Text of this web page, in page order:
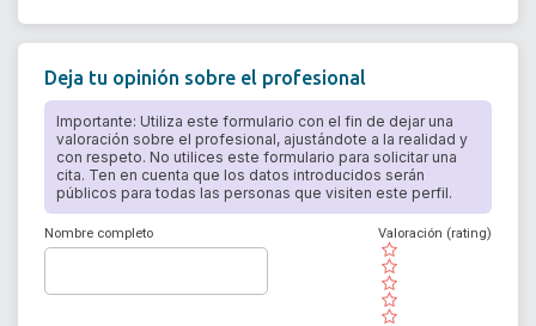
Deja tu opinión sobre el profesional
Importante: Utiliza este formulario con el fin de dejar una
valoración sobre el profesional, ajustándote a la realidad y
con respeto. No utilices este formulario para solicitar una
cita. Ten en cuenta que los datos introducidos serán
públicos para todas las personas que visiten este perfil.
Nombre completo
( )
( )
( )
( )
( )
Valoración (rating)